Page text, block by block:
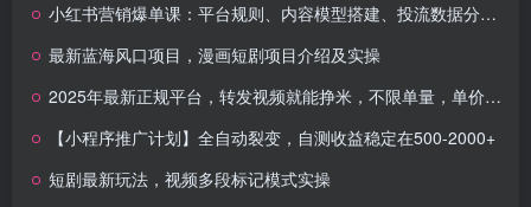
小红书营销爆单课：平台规则、内容模型搭建、投流数据分析，转化率提升500%
最新蓝海风口项目，漫画短剧项目介绍及实操
2025年最新正规平台，转发视频就能挣米，不限单量，单价高，一天轻松100+，账号越多收益越高
【小程序推广计划】全自动裂变，自测收益稳定在500-2000+
短剧最新玩法，视频多段标记模式实操